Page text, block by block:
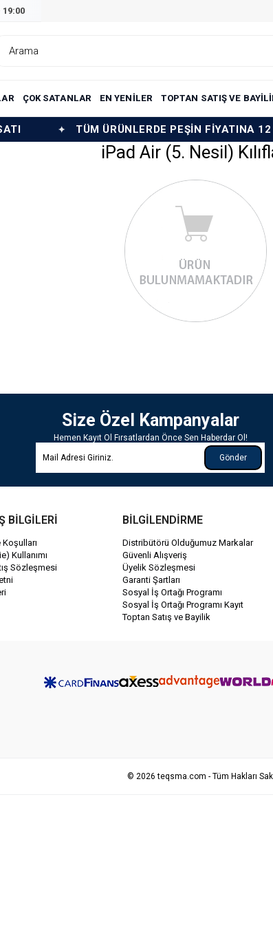
19:00
ÇOK SATANLAR EN YENİLER TOPTAN SATIŞ VE
TÜM ÜRÜNLERDE PEŞİN FİYATINA 12
iPad Air (5. Nesil)
Size Özel Kampanyalar
Hemen Kayıt Ol Fırsatlardan Önce Sen Haberdar Ol!
Gönder
BİLGİLERİ
Kullanımı
Sözleşmesi
BİLGİLENDİRME
Distribütörü Olduğumuz Markalar
Güvenli Alışveriş
Üyelik Sözleşmesi
Garanti Şartları
Sosyal İş Ortağı Programı
Sosyal İş Ortağı Programı Kayıt
Toptan Satış ve Bayilik
© 2026 teqsma.com - Tüm Hakları